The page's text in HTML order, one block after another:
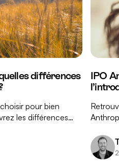
différences
pour bien
les différences
IPO